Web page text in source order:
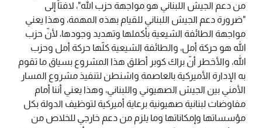
من دعم الجيش اللبناني هو مواجهة حزب الله"، لافتاً إلى
"ضرورة دعم الجيش اللبناني للقيام بهذه المهمة، وهذا يعني
مواجهة الطائفة الشيعية بأكملها وتهديد وجودها، لأنّ حزب
الله هو حركة أمل، والطائفة الشيعية كلّها حركة أمل وحزب
الله، والأخطر أنّ براك كوبر أطلق هذا المشروع بسياق ما تقوم
به الإدارة الأميركية بالعاصمة واشنطن لتنفيذ مشروع المسار
الأمني بين الجيش الصهيوني واللبناني، وهذا يعني أننا أمام
مفاوضات لبنانية صهيونية برعاية أميركية لتوظيف الدولة بكل
مؤسساتها وإمكاناتها وما يلزم من دعم خارجي للخلاص من